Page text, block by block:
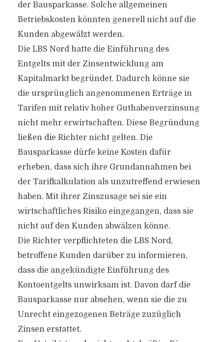
der Bausparkasse. Solche allgemeinen
Betriebskosten könnten generell nicht auf die
Kunden abgewälzt werden.
Die LBS Nord hatte die Einführung des
Entgelts mit der Zinsentwicklung am
Kapitalmarkt begründet. Dadurch könne sie
die ursprünglich angenommenen Erträge in
Tarifen mit relativ hoher Guthabenverzinsung
nicht mehr erwirtschaften. Diese Begründung
ließen die Richter nicht gelten. Die
Bausparkasse dürfe keine Kosten dafür
erheben, dass sich ihre Grundannahmen bei
der Tarifkalkulation als unzutreffend erwiesen
haben. Mit ihrer Zinszusage sei sie ein
wirtschaftliches Risiko eingegangen, dass sie
nicht auf den Kunden abwälzen könne.
Die Richter verpflichteten die LBS Nord,
betroffene Kunden darüber zu informieren,
dass die angekündigte Einführung des
Kontoentgelts unwirksam ist. Davon darf die
Bausparkasse nur absehen, wenn sie die zu
Unrecht eingezogenen Beträge zuzüglich
Zinsen erstattet.